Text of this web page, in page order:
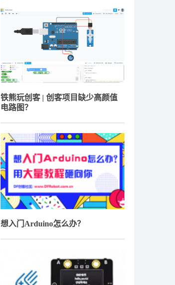
铁熊玩创客 | 创客项目缺少高颜值
电路图？
想入门Arduino怎么办？